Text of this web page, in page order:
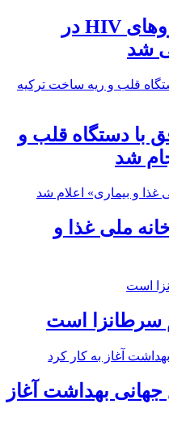
راهنمای مصرف داروهای HIV در
شد
با دستگاه قلب و
شد
ملی غذا و
سرطانزا است
بهداشت آغاز